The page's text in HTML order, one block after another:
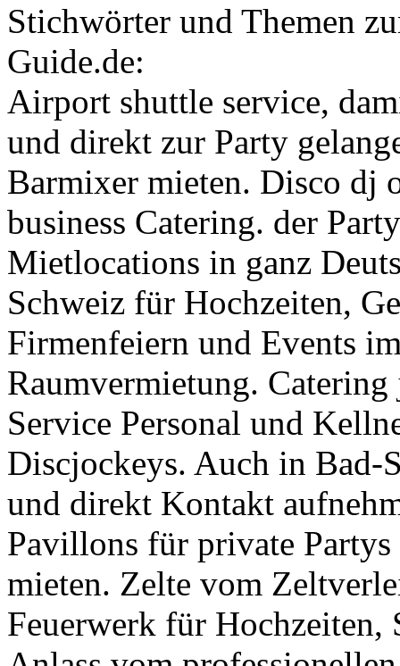
Stichwörter und Themen
Guide.de:
Airport shuttle service,
und direkt zur Party
Barmixer mieten. Disco dj
business Catering. der
Mietlocations in ganz
Schweiz für Hochzeiten,
Firmenfeiern und Events
Raumvermietung.
Service Personal und
Discjockeys. Auch in Bad-
und direkt Kontakt
Pavillons für private
mieten. Zelte vom
Feuerwerk für Hochzeiten,